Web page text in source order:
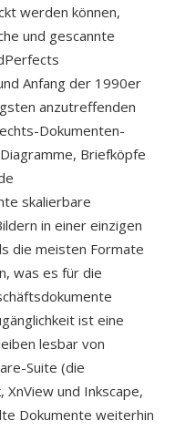
werden können,
und gescannte
Anfang der 1990er
anzutreffenden
Dokumenten-
Briefköpfe
skalierbare
in einer einzigen
die meisten Formate
was es für die
ist eine
lesbar von
Suite (die
und Inkscape,
Dokumente weiterhin